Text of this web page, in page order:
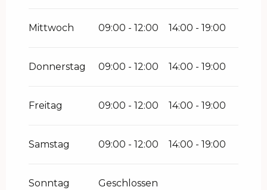
Mittwoch 09:00 - 12:00 14:00 - 19:00
Donnerstag 09:00 - 12:00 14:00 - 19:00
Freitag 09:00 - 12:00 14:00 - 19:00
Samstag 09:00 - 12:00 14:00 - 19:00
Sonntag Geschlossen